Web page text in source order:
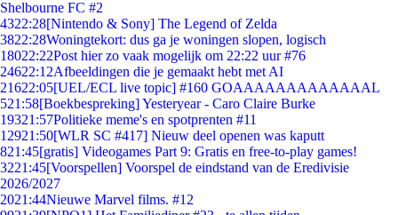
Shelbourne FC #2
4322:28[Nintendo & Sony] The Legend of Zelda
3822:28Woningtekort: dus ga je woningen slopen, logisch
18022:22Post hier zo vaak mogelijk om 22:22 uur #76
24622:12Afbeeldingen die je gemaakt hebt met AI
21622:05[UEL/ECL live topic] #160 GOAAAAAAAAAAAAAL
521:58[Boekbespreking] Yesteryear - Caro Claire Burke
19321:57Politieke meme's en spotprenten #11
12921:50[WLR SC #417] Nieuw deel openen was kaputt
821:45[gratis] Videogames Part 9: Gratis en free-to-play games!
3221:45[Voorspellen] Voorspel de eindstand van de Eredivisie
2026/2027
2021:44Nieuwe Marvel films. #12